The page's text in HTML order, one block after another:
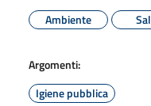
Ambiente
Argomenti:
Igiene pubblica